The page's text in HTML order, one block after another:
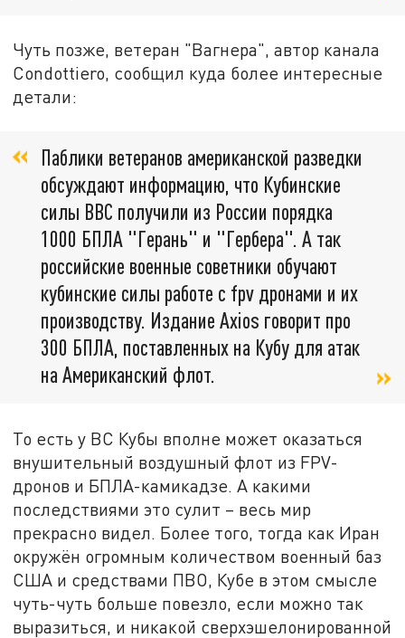
Чуть позже, ветеран "Вагнера", автор канала
Condottiero, сообщил куда более интересные
детали:
Паблики ветеранов американской разведки
обсуждают информацию, что Кубинские
силы ВВС получили из России порядка
1000 БПЛА "Герань" и "Гербера". А так
российские военные советники обучают
кубинские силы работе с fpv дронами и их
производству. Издание Axios говорит про
300 БПЛА, поставленных на Кубу для атак
на Американский флот.
То есть у ВС Кубы вполне может оказаться
внушительный воздушный флот из FPV-
дронов и БПЛА-камикадзе. А какими
последствиями это сулит – весь мир
прекрасно видел. Более того, тогда как Иран
окружён огромным количеством военный баз
США и средствами ПВО, Кубе в этом смысле
чуть-чуть больше повезло, если можно так
выразиться, и никакой сверхэшелонированной